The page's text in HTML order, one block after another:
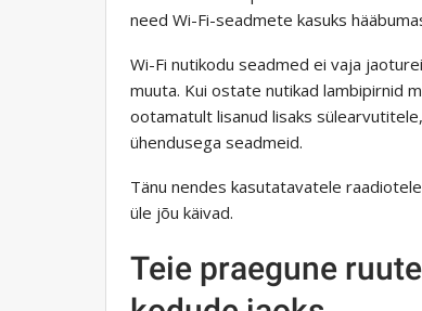
need Wi-Fi-seadmete kasuks
Wi-Fi nutikodu seadmed ei vaja
muuta. Kui ostate nutikad lambipirnid
ootamatult lisanud lisaks
ühendusega seadmeid.
Tänu nendes kasutatavatele
üle jõu käivad.
Teie praegune